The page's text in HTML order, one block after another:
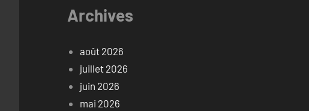
Archives
août 2026
juillet 2026
juin 2026
mai 2026